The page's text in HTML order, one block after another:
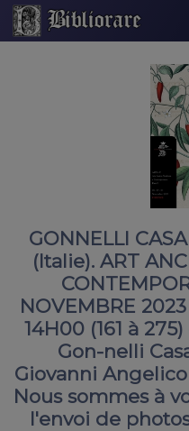
GONNELLI
(Italie). ART
NOVEMBRE
14H00 (161 à
Gon-nelli
Giovanni Angelico
Nous sommes à
l'envoi de